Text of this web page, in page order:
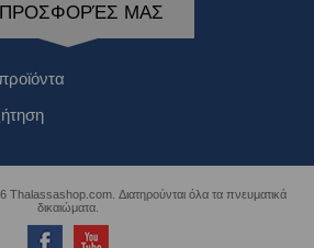
ΠΡΟΣΦΟΡΈΣ ΜΑΣ
Thalassashop.com. Διατηρούνται όλα τα πνευματικά
δικαιώματα.